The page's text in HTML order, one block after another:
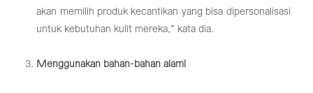
akan memilih produk kecantikan yang bisa dipersonalisasi
untuk kebutuhan kulit mereka,” kata dia.
Menggunakan bahan-bahan alami